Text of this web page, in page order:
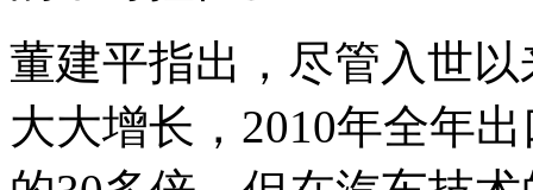
董建平指出，尽管入世
大大增长，2010年全年